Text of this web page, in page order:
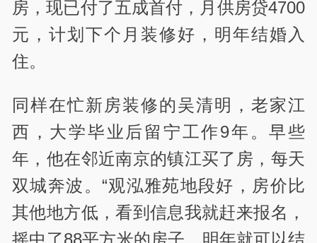
房，现已付了五成首付，月供房贷4700
元，计划下个月装修好，明年结婚入
住。
同样在忙新房装修的吴清明，老家江
西，大学毕业后留宁工作9年。早些
年，他在邻近南京的镇江买了房，每天
双城奔波。“观泓雅苑地段好，房价比
其他地方低，看到信息我就赶来报名，